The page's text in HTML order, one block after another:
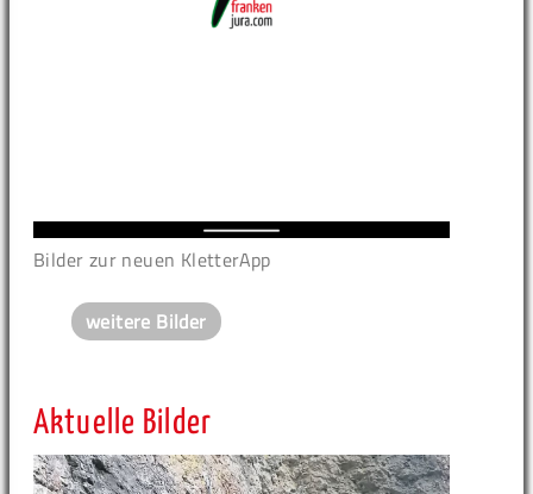
Bilder zur neuen KletterApp
weitere Bilder
Aktuelle Bilder